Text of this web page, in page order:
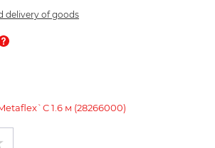
delivery of goods
1.6 м (28266000)